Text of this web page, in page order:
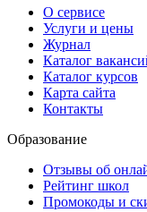
О сервисе
Услуги и цены
Журнал
Каталог
Каталог курсов
Карта сайта
Контакты
Образование
Отзывы об
Рейтинг школ
Промокоды и